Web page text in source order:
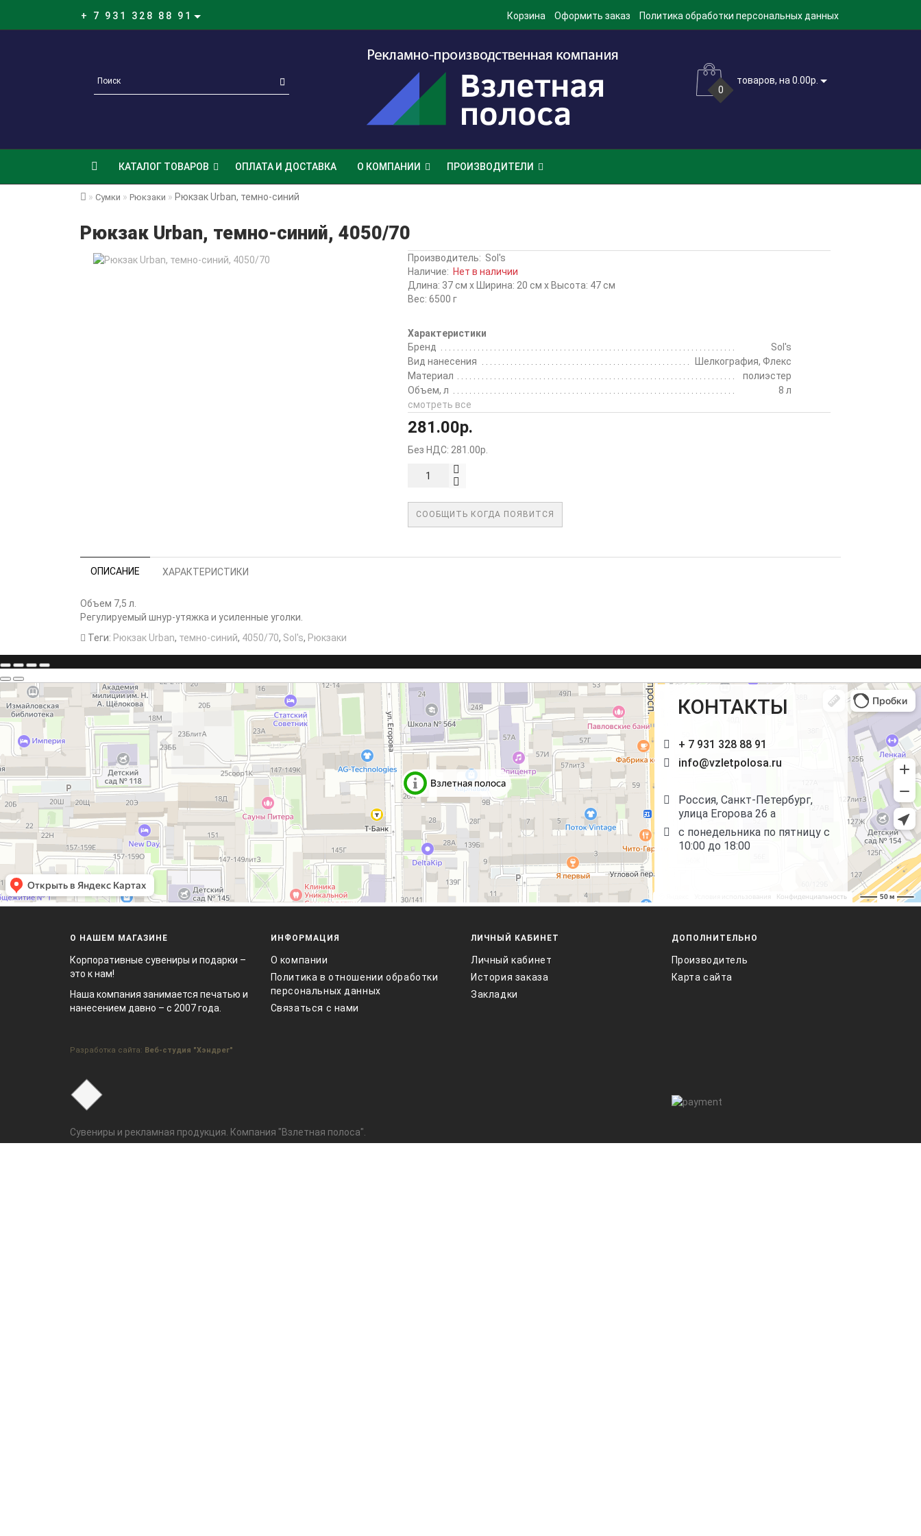
+ 7 931 328 88 91 Корзина Оформить заказ Политика обработки персональных данных
0
товаров, на 0.00р.
КАТАЛОГ ТОВАРОВ ОПЛАТА И ДОСТАВКА О КОМПАНИИ ПРОИЗВОДИТЕЛИ
Сумки Рюкзаки Рюкзак Urban, темно-синий
Рюкзак Urban, темно-синий, 4050/70
Производитель: Sol's
Наличие: Нет в наличии
Длина: 37 см x Ширина: 20 см x Высота: 47 см
Вес: 6500 г
Характеристики
Бренд
Sol's
Вид нанесения
Шелкография, Флекс
Материал
полиэстер
Объем, л
8 л
смотреть все
281.00р.
Без НДС: 281.00р.
СООБЩИТЬ КОГДА ПОЯВИТСЯ
ОПИСАНИЕ ХАРАКТЕРИСТИКИ
Объем 7,5 л.
Регулируемый шнур-утяжка и усиленные уголки.
Теги: Рюкзак Urban, темно-синий, 4050/70, Sol's, Рюкзаки
КОНТАКТЫ
+ 7 931 328 88 91
info@vzletpolosa.ru
Россия, Санкт-Петербург,
улица Егорова 26 а
с понедельника по пятницу с
10:00 до 18:00
О НАШЕМ МАГАЗИНЕ
Корпоративные сувениры и подарки –
это к нам!
Наша компания занимается печатью и
нанесением давно – с 2007 года.
Разработка сайта: Веб-студия "Хэндрег"
ИНФОРМАЦИЯ
О компании
Политика в отношении обработки
персональных данных
Связаться с нами
ЛИЧНЫЙ КАБИНЕТ
Личный кабинет
История заказа
Закладки
ДОПОЛНИТЕЛЬНО
Производитель
Карта сайта
Сувениры и рекламная продукция. Компания "Взлетная полоса".